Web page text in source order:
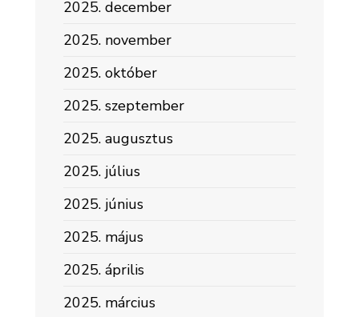
2025. december
2025. november
2025. október
2025. szeptember
2025. augusztus
2025. július
2025. június
2025. május
2025. április
2025. március